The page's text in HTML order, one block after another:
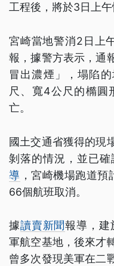
工程後，將於3日上午
宮崎當地警消2日上
報，據警方表示，通
冒出濃煙」，塌陷
尺、寬4公尺的橢圓
亡。
國土交通省獲得的現
剝落的情況，並已確
導 ，宮崎機場跑道
66個航班取消。
據讀賣新聞報導，建
軍航空基地，後來才
曾多次發現美軍在二